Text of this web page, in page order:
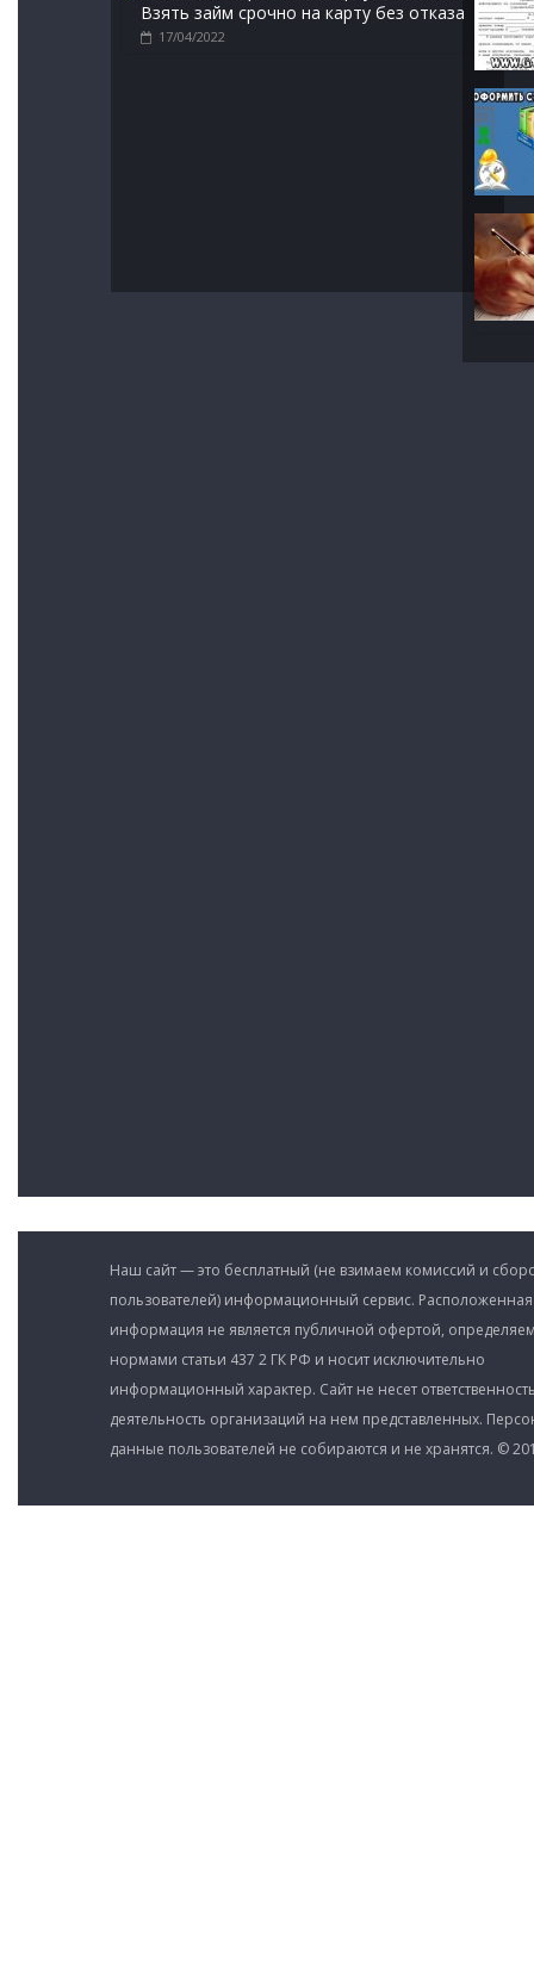
Взять займ срочно на карту без отказа
17/04/2022
Наш сайт — это бесплатный (не взимаем комиссий и
пользователей) информационный сервис.
информация не является публичной офертой,
нормами статьи 437 2 ГК РФ и носит исключительно
информационный характер. Сайт не несет
деятельность организаций на нем представленных.
данные пользователей не собираются и не хранятся. ©